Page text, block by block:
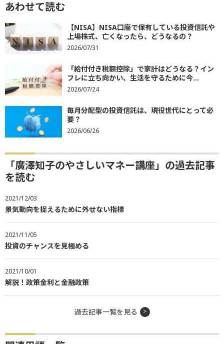
あわせて読む
【NISA】NISA口座で保有している投資信託や
上場株式、亡くなったら、どうなるの？
2026/07/31
「給付付き税額控除」で家計はどうなる？イン
フレに立ち向かい、生活を守るために今...
2026/07/24
毎月分配型の投資信託は、現役世代にとって必
要？
2026/06/26
「廣澤知子のやさしいマネー講座」の過去記事
を読む
2021/12/03
景気動向を捉えるために外せない指標
2021/11/05
投資のチャンスを見極める
2021/10/01
解説！政策金利と金融政策
過去記事一覧を見る